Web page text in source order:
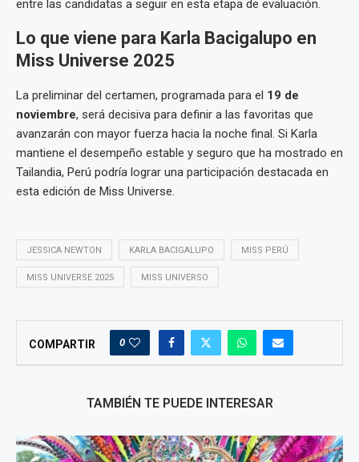
entre las candidatas a seguir en esta etapa de evaluación.
Lo que viene para Karla Bacigalupo en
Miss Universe 2025
La preliminar del certamen, programada para el 19 de
noviembre, será decisiva para definir a las favoritas que
avanzarán con mayor fuerza hacia la noche final. Si Karla
mantiene el desempeño estable y seguro que ha mostrado en
Tailandia, Perú podría lograr una participación destacada en
esta edición de Miss Universe.
JESSICA NEWTON KARLA BACIGALUPO MISS PERÚ
MISS UNIVERSE 2025 MISS UNIVERSO
COMPARTIR 0
TAMBIÉN TE PUEDE INTERESAR